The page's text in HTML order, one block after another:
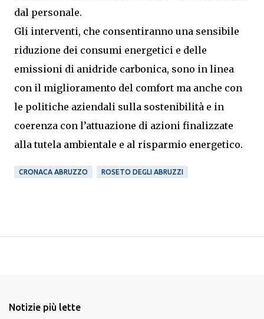
dal personale.
Gli interventi, che consentiranno una sensibile
riduzione dei consumi energetici e delle
emissioni di anidride carbonica, sono in linea
con il miglioramento del comfort ma anche con
le politiche aziendali sulla sostenibilità e in
coerenza con l’attuazione di azioni finalizzate
alla tutela ambientale e al risparmio energetico.
CRONACA ABRUZZO ROSETO DEGLI ABRUZZI
Notizie più lette